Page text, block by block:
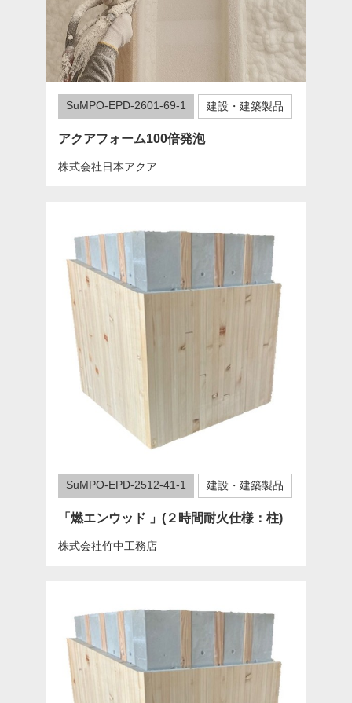
SuMPO-EPD-2601-69-1 建設・建築製品
アクアフォーム100倍発泡
株式会社日本アクア
SuMPO-EPD-2512-41-1 建設・建築製品
「燃エンウッド 」(２時間耐火仕様：柱)
株式会社竹中工務店